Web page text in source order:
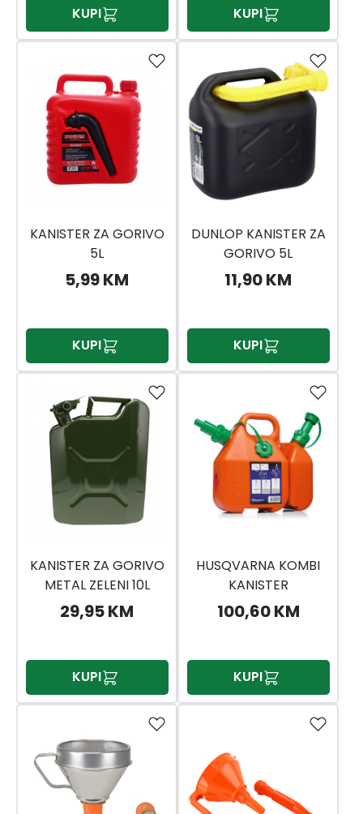
KUPI KUPI
KANISTER ZA GORIVO
5L
5,99 KM
KUPI
DUNLOP KANISTER ZA
GORIVO 5L
11,90 KM
KUPI
KANISTER ZA GORIVO
METAL ZELENI 10L
29,95 KM
KUPI
HUSQVARNA KOMBI
KANISTER
HUSQVARNA(5056980
00)
100,60 KM
KUPI